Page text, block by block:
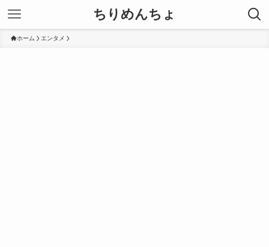
ちりめんちょ
ホーム エンタメ